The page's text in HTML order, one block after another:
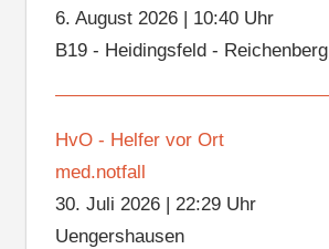
6. August 2026| 10:40 Uhr
B19 - Heidingsfeld - Reichenberg
HvO - Helfer vor Ort
med.notfall
30. Juli 2026| 22:29 Uhr
Uengershausen